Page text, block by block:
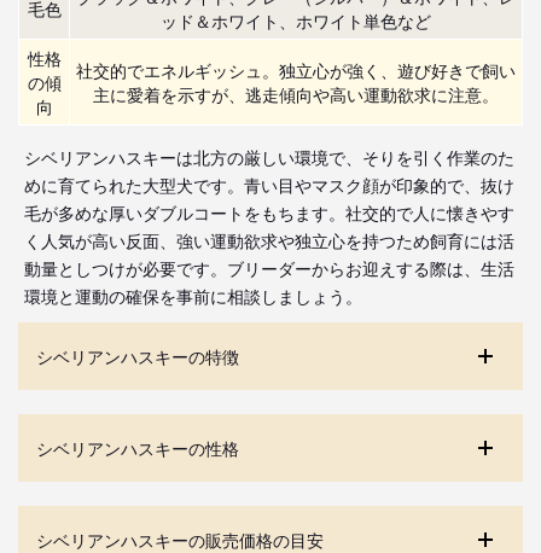
毛色
ッド＆ホワイト、ホワイト単色など
性格
の傾
向
社交的でエネルギッシュ。独立心が強く、遊び好きで飼い
主に愛着を示すが、逃走傾向や高い運動欲求に注意。
シベリアンハスキーは北方の厳しい環境で、そりを引く作業のた
めに育てられた大型犬です。青い目やマスク顔が印象的で、抜け
毛が多めな厚いダブルコートをもちます。社交的で人に懐きやす
く人気が高い反面、強い運動欲求や独立心を持つため飼育には活
動量としつけが必要です。ブリーダーからお迎えする際は、生活
環境と運動の確保を事前に相談しましょう。
シベリアンハスキーの特徴
シベリアンハスキーの性格
シベリアンハスキーの販売価格の目安